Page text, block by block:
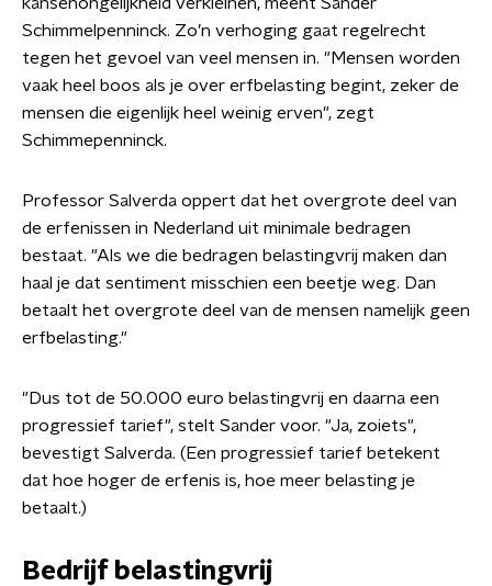
Schimmelpenninck. Zo’n verhoging gaat regelrecht
tegen het gevoel van veel mensen in. "Mensen worden
vaak heel boos als je over erfbelasting begint, zeker de
mensen die eigenlijk heel weinig erven", zegt
Schimmepenninck.
Professor Salverda oppert dat het overgrote deel van
de erfenissen in Nederland uit minimale bedragen
bestaat. "Als we die bedragen belastingvrij maken dan
haal je dat sentiment misschien een beetje weg. Dan
betaalt het overgrote deel van de mensen namelijk geen
erfbelasting."
"Dus tot de 50.000 euro belastingvrij en daarna een
progressief tarief", stelt Sander voor. "Ja, zoiets",
bevestigt Salverda. (Een progressief tarief betekent
dat hoe hoger de erfenis is, hoe meer belasting je
betaalt.)
Bedrijf belastingvrij